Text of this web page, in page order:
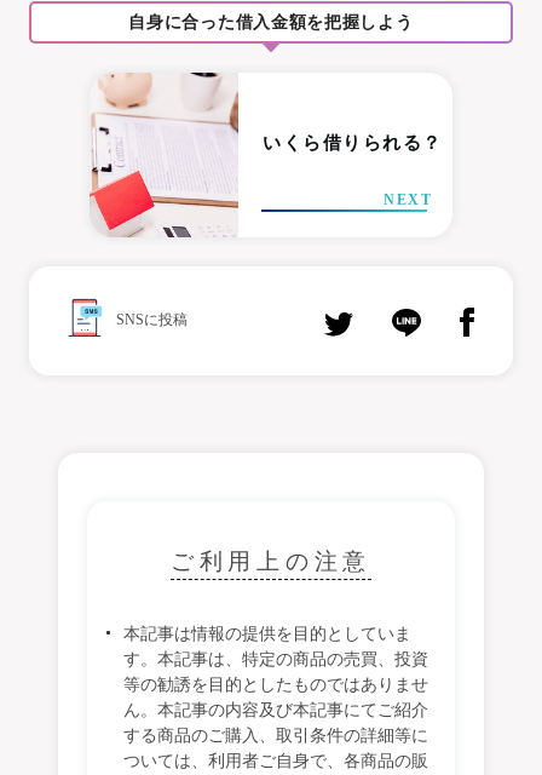
自身に合った借入金額を把握しよう
いくら借りられる？
NEXT
SNSに投稿
ご利用上の注意
本記事は情報の提供を目的としていま
す。本記事は、特定の商品の売買、投資
等の勧誘を目的としたものではありませ
ん。本記事の内容及び本記事にてご紹介
する商品のご購入、取引条件の詳細等に
ついては、利用者ご自身で、各商品の販